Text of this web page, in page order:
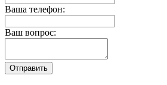
Ваша телефон:
Ваш вопрос: